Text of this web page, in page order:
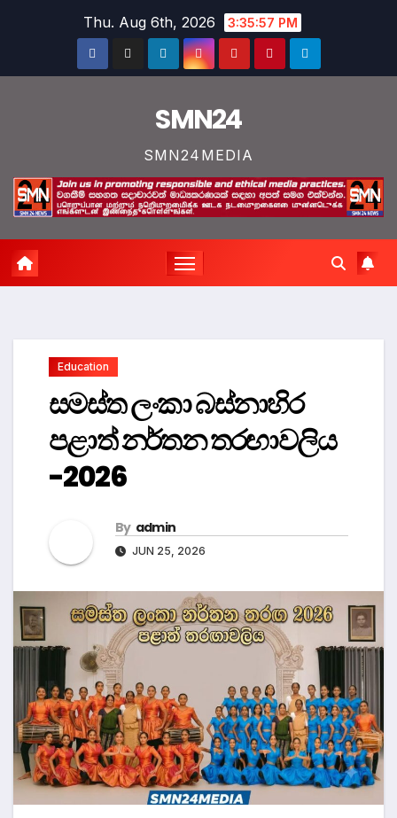
Thu. Aug 6th, 2026 3:35:58 PM
SMN24
SMN24MEDIA
Education
සමස්ත ලංකා බස්නාහිර
පළාත් නර්තන තරඟාවලිය
-2026
By admin
JUN 25, 2026